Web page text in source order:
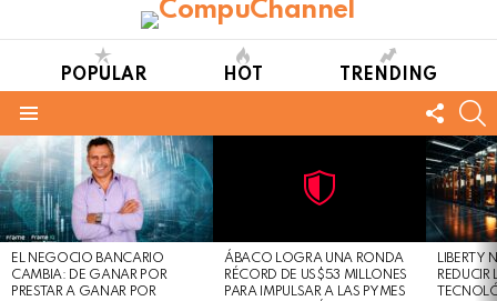
POPULAR HOT TRENDING
US
LATEST
STORIES
EL NEGOCIO BANCARIO
CAMBIA: DE GANAR POR
PRESTAR A GANAR POR
Safe
For
Work
view
this
post
ÁBACO LOGRA UNA RONDA
RÉCORD DE US$53 MILLONES
PARA IMPULSAR A LAS PYMES
LIBERTY
REDUCIR